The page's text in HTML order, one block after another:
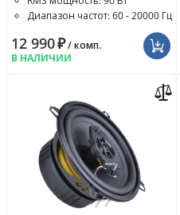
Диапазон частот: 60 - 20000 Гц
12 990₽/ комп.
В НАЛИЧИИ